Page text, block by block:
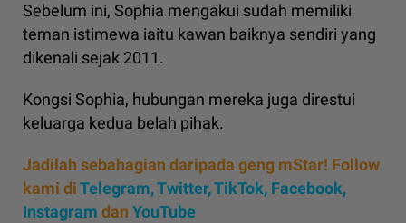
Sebelum ini, Sophia mengakui sudah memiliki
teman istimewa iaitu kawan baiknya sendiri yang
dikenali sejak 2011.
Kongsi Sophia, hubungan mereka juga direstui
keluarga kedua belah pihak.
Jadilah sebahagian daripada geng mStar! Follow
kami diTelegram,Twitter,TikTok, Facebook,
Instagram dan YouTube